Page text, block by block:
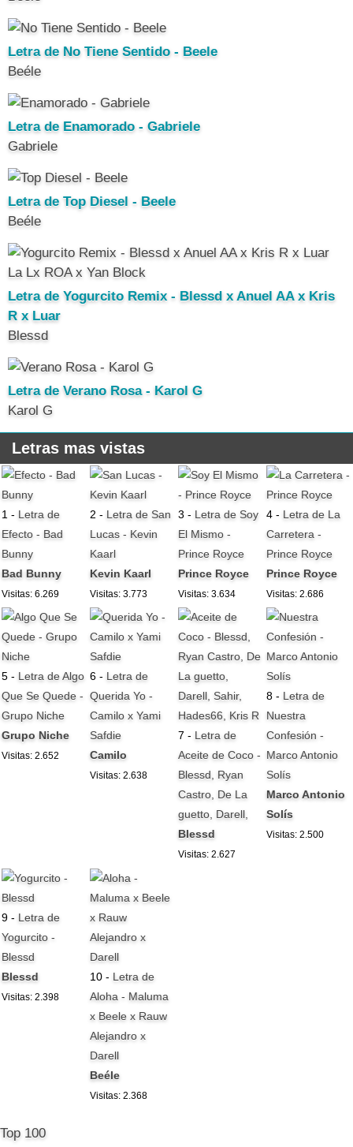
Letra de No Tiene Sentido - Beele
Beéle
Letra de Enamorado - Gabriele
Gabriele
Letra de Top Diesel - Beele
Beéle
Letra de Yogurcito Remix - Blessd x Anuel AA x Kris
R x Luar
Blessd
Letra de Verano Rosa - Karol G
Karol G
Letras mas vistas
1 - Letra de
Efecto - Bad
Bunny
Bad Bunny
Visitas: 6.269
2 - Letra de San
Lucas - Kevin
Kaarl
Kevin Kaarl
Visitas: 3.773
3 - Letra de Soy
El Mismo -
Prince Royce
Prince Royce
Visitas: 3.634
4 - Letra de La
Carretera -
Prince Royce
Prince Royce
Visitas: 2.686
5 - Letra de Algo
Que Se Quede -
Grupo Niche
Grupo Niche
Visitas: 2.652
6 - Letra de
Querida Yo -
Camilo x Yami
Safdie
Camilo
Visitas: 2.638
7 - Letra de
Aceite de Coco -
Blessd, Ryan
Castro, De La
guetto, Darell,
Blessd
Visitas: 2.627
8 - Letra de
Nuestra
Confesión -
Marco Antonio
Solís
Marco Antonio
Solís
Visitas: 2.500
9 - Letra de
Yogurcito -
Blessd
Blessd
Visitas: 2.398
10 - Letra de
Aloha - Maluma
x Beele x Rauw
Alejandro x
Darell
Beéle
Visitas: 2.368
Top 100